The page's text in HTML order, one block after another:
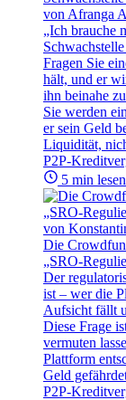
von Afranga
„Ich brauche
Fragen Sie
hält, und er
ihn beinahe
Sie werden
er sein Geld
Liquidität,
P2P-
5 min lesen
von
Die
„SRO-
Der
ist – wer die
Aufsicht fällt
Diese Frage
vermuten
Plattform
Geld
P2P-